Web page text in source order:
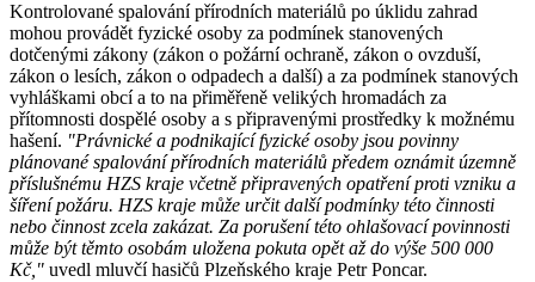
Kontrolované spalování přírodních materiálů po úklidu zahrad
mohou provádět fyzické osoby za podmínek stanovených
dotčenými zákony (zákon o požární ochraně, zákon o ovzduší,
zákon o lesích, zákon o odpadech a další) a za podmínek stanových
vyhláškami obcí a to na přiměřeně velikých hromadách za
přítomnosti dospělé osoby a s připravenými prostředky k možnému
hašení. "Právnické a podnikající fyzické osoby jsou povinny
plánované spalování přírodních materiálů předem oznámit územně
příslušnému HZS kraje včetně připravených opatření proti vzniku a
šíření požáru. HZS kraje může určit další podmínky této činnosti
nebo činnost zcela zakázat. Za porušení této ohlašovací povinnosti
může být těmto osobám uložena pokuta opět až do výše 500 000
Kč," uvedl mluvčí hasičů Plzeňského kraje Petr Poncar.